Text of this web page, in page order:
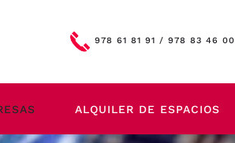
978 61 81 91 / 978 83 46 00
ALQUILER DE ESPACIOS